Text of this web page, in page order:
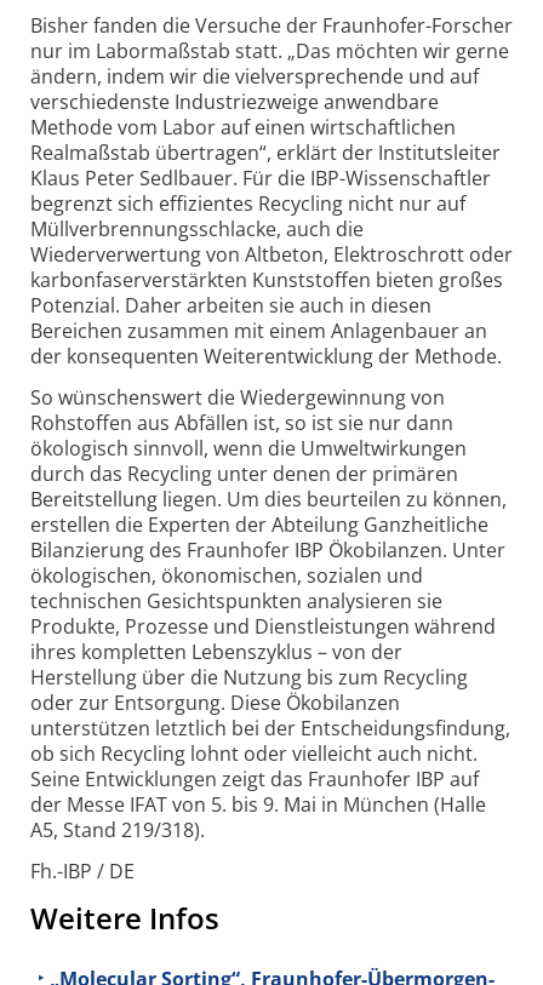
Bisher fanden die Versuche der Fraunhofer-Forscher
nur im Labormaßstab statt. „Das möchten wir gerne
ändern, indem wir die vielversprechende und auf
verschiedenste Industriezweige anwendbare
Methode vom Labor auf einen wirtschaftlichen
Realmaßstab übertragen“, erklärt der Institutsleiter
Klaus Peter Sedlbauer. Für die IBP-Wissenschaftler
begrenzt sich effizientes Recycling nicht nur auf
Müllverbrennungsschlacke, auch die
Wiederverwertung von Altbeton, Elektroschrott oder
karbonfaserverstärkten Kunststoffen bieten großes
Potenzial. Daher arbeiten sie auch in diesen
Bereichen zusammen mit einem Anlagenbauer an
der konsequenten Weiterentwicklung der Methode.
So wünschenswert die Wiedergewinnung von
Rohstoffen aus Abfällen ist, so ist sie nur dann
ökologisch sinnvoll, wenn die Umweltwirkungen
durch das Recycling unter denen der primären
Bereitstellung liegen. Um dies beurteilen zu können,
erstellen die Experten der Abteilung Ganzheitliche
Bilanzierung des Fraunhofer IBP Ökobilanzen. Unter
ökologischen, ökonomischen, sozialen und
technischen Gesichtspunkten analysieren sie
Produkte, Prozesse und Dienstleistungen während
ihres kompletten Lebenszyklus – von der
Herstellung über die Nutzung bis zum Recycling
oder zur Entsorgung. Diese Ökobilanzen
unterstützen letztlich bei der Entscheidungsfindung,
ob sich Recycling lohnt oder vielleicht auch nicht.
Seine Entwicklungen zeigt das Fraunhofer IBP auf
der Messe IFAT von 5. bis 9. Mai in München (Halle
A5, Stand 219/318).
Fh.-IBP / DE
Weitere Infos
„Molecular Sorting“, Fraunhofer-Übermorgen-